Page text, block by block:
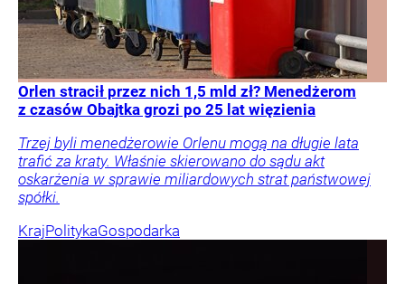
Orlen stracił przez nich 1,5 mld zł? Menedżerom
z czasów Obajtka grozi po 25 lat więzienia
Trzej byli menedżerowie Orlenu mogą na długie lata
trafić za kraty. Właśnie skierowano do sądu akt
oskarżenia w sprawie miliardowych strat państwowej
spółki.
KrajPolitykaGospodarka